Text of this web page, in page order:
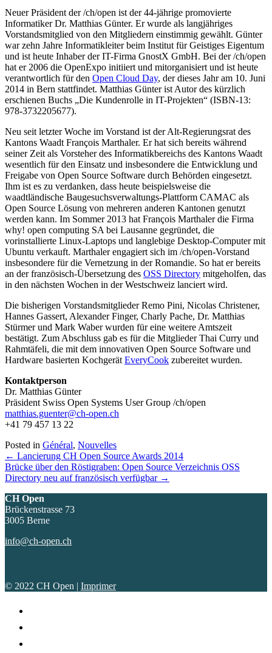
Neuer Präsident der /ch/open ist der 44-jährige promovierte
Informatiker Dr. Matthias Günter. Er wurde als langjähriges
Vorstandsmitglied von den Mitgliedern einstimmig gewählt. Günter
war zehn Jahre Informatikleiter beim Institut für Geistiges Eigentum
und ist heute Inhaber der IT-Firma GnostX GmbH. Bei der /ch/open
hat er 2006 die OpenExpo initiiert und mitorganisiert und ist heute
verantwortlich für den Open Cloud Day, der dieses Jahr am 10. Juni
2014 in Bern stattfindet. Matthias Günter ist Autor des kürzlich
erschienen Buchs „Die Kundenrolle in IT-Projekten“ (ISBN-13:
978-3732205677).
Neu seit letzter Woche im Vorstand ist der Alt-Regierungsrat des
Kantons Waadt François Marthaler. Er hat sich bereits während
seiner Zeit als Vorsteher des Informatikbereichs des Kantons Waadt
wesentlich für den Einsatz und insbesondere die Entwicklung und
Freigabe von Open Source Software durch Behörden eingesetzt.
Ihm ist es zu verdanken, dass heute beispielsweise die
waadtländische Baugesuchsverwaltungs-Plattform CAMAC als
Open Source Lösung von mehreren anderen Kantonen genutzt
werden kann. Im Sommer 2013 hat François Marthaler die Firma
why! open computing SA bei Lausanne gegründet, die
vorinstallierte Linux-Laptops und langlebige Desktop-Computer mit
Ubuntu verkauft. Marthaler engagiert sich im /ch/open-Vorstand
insbesondere für die Vernetzung in der Romandie. So hat er bereits
an der französisch-Übersetzung des OSS Directory mitgeholfen, das
in den nächsten Wochen in der Westschweiz lanciert wird.
Die bisherigen Vorstandsmitglieder Remo Pini, Nicolas Christener,
Hannes Gassert, Alexander Finger, Charly Pache, Dr. Matthias
Stürmer und Mark Waber wurden für eine weitere Amtszeit
bestätigt. Zum Abschluss gab es für die Mitglieder Thai Curry und
Rahmtäfeli, die mit dem innovativen Open Source Software und
Hardware basierten Kochgerät EveryCook zubereitet wurden.
Kontaktperson
Dr. Matthias Günter
Präsident Swiss Open Systems User Group /ch/open
matthias.guenter@ch-open.ch
+41 79 457 13 22
Posted in Général, Nouvelles
Posts
navigation
← Lancierung CH Open Source Awards 2014
Brücke über den Röstigraben: Open Source Verzeichnis OSS
Directory neu auf französisch verfügbar →
CH Open
Brückenstrasse 73
3005 Berne
info@ch-open.ch
© 2022 CH Open | Imprimer